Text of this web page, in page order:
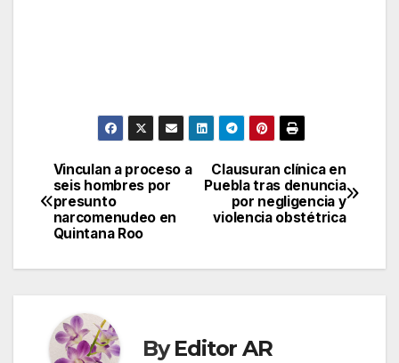
Post
navigation
Clausuran clínica en
Puebla tras denuncia
por negligencia y
violencia obstétrica
Vinculan a proceso a
seis hombres por
presunto
narcomenudeo en
Quintana Roo
ByEditor AR